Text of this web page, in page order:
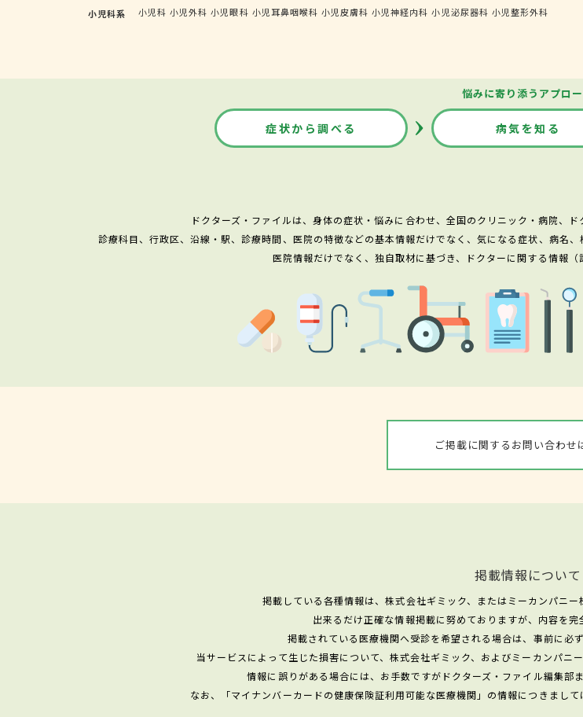
小児科系
小児科 小児外科 小児眼科 小児耳鼻咽喉科 小児皮膚科 小児神経内科 小児泌尿器科 小児整形外科
悩みに寄り添うアプロ
症状から調べる 病気を知る
ドクターズ・ファイルは、身体の症状・悩みに合わせ、全国のクリニック・病院、
診療科目、行政区、沿線・駅、診療時間、医院の特徴などの基本情報だけでなく、気になる症状、病名
医院情報だけでなく、独自取材に基づき、ドクターに関する情報（
ご掲載に関するお問い合わせ
掲載情報について
掲載している各種情報は、株式会社ギミック、またはミーカンパニー
出来るだけ正確な情報掲載に努めておりますが、内容を完
掲載されている医療機関へ受診を希望される場合は、事前に必
当サービスによって生じた損害について、株式会社ギミック、およびミーカンパニ
情報に誤りがある場合には、お手数ですがドクターズ・ファイル編集部
なお、「マイナンバーカードの健康保険証利用可能な医療機関」の情報につきまし